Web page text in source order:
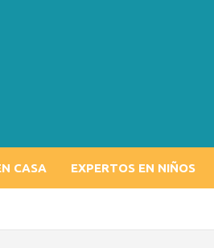
CASA EXPERTOS EN NIÑOS